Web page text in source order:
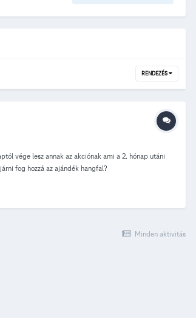
RENDEZÉS
vége lesz annak az akciónak ami a 2. hónap utáni
fog hozzá az ajándék hangfal?
Minden aktivitás